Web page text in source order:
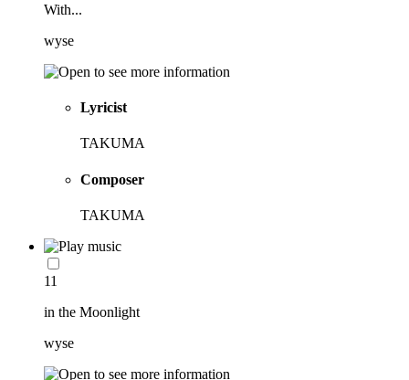
With...
wyse
Lyricist
TAKUMA
Composer
TAKUMA
11
in the Moonlight
wyse